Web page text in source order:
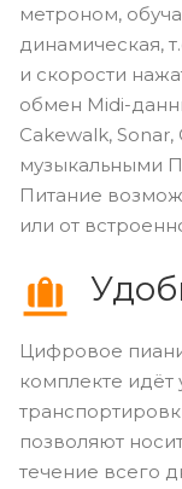
метроном,
динамическая,
и скорости
обмен Midi-
Cakewalk,
музыкальными
Питание
или от
Цифровое
комплекте
позволяют
течение всего